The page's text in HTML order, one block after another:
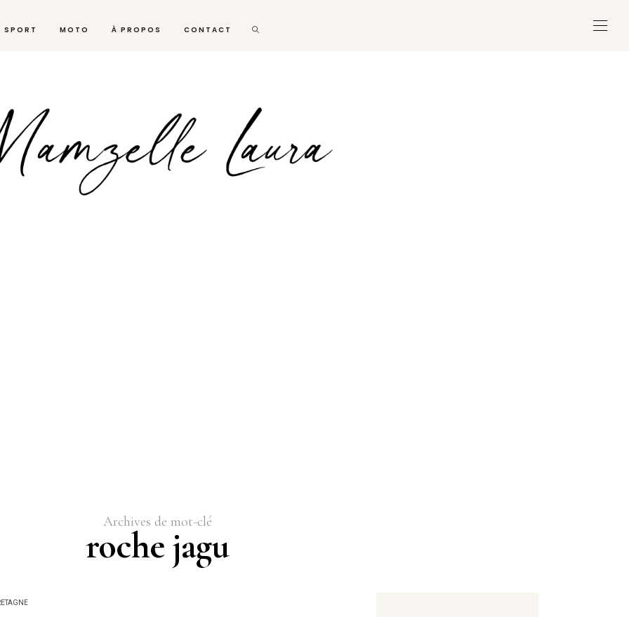
SPORT MOTO À PROPOS CONTACT
Archives de mot-clé
roche jagu